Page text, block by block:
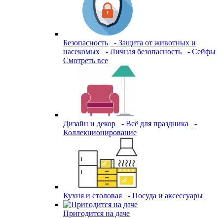
Безопасность
- Защита от животных и
насекомых
- Личная безопасность
- Сейфы
Смотреть все
Дизайн и декор - Всё для праздника
-
Коллекционирование
Кухня и столовая - Посуда и аксессуары
Пригодится на даче